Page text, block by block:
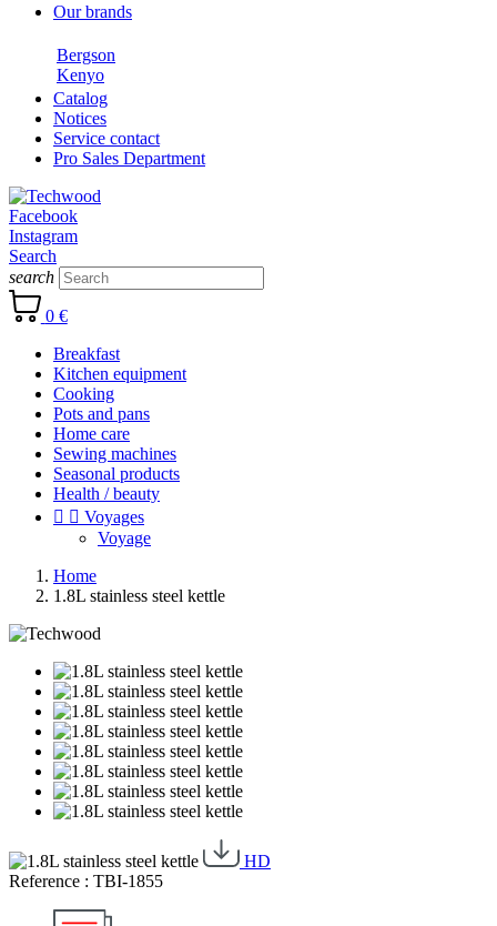
Our brands
Bergson
Kenyo
Catalog
Notices
Service contact
Pro Sales Department
Facebook
Instagram
Search
search
0 €
Breakfast
Kitchen equipment
Cooking
Pots and pans
Home care
Sewing machines
Seasonal products
Health / beauty
  Voyages
Voyage
Home
1.8L stainless steel kettle
HD
Reference : TBI-1855